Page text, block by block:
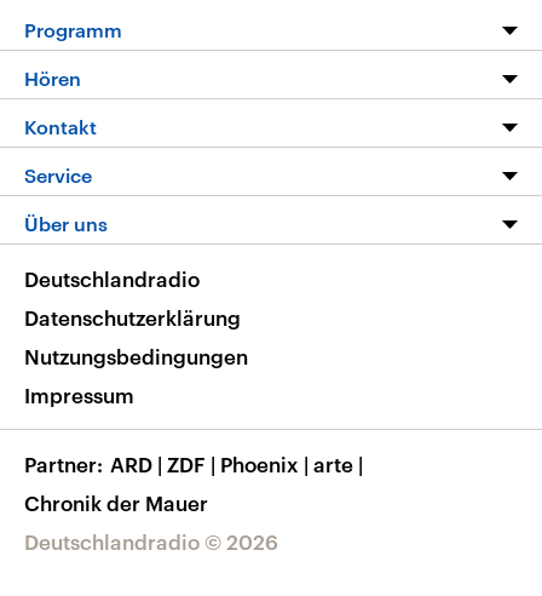
Programm
Programm
Die Nachrichten
Nachrichtenleicht
Neue Beiträge auf dlf.de
Hören
Livestream
Podcasts
Deutschlandfunk App
Nachrichten App
Frequenzen
Kontakt
Hörerservice
Service
FAQ
Veranstaltungen
Musikliste
RSS
Über uns
Barrierefreiheit
Deutschlandradio © 2026
Deutschlandradio
Datenschutzerklärung
Nutzungsbedingungen
Impressum
Partner ARD | ZDF | Phoenix | arte |
Chronik der Mauer